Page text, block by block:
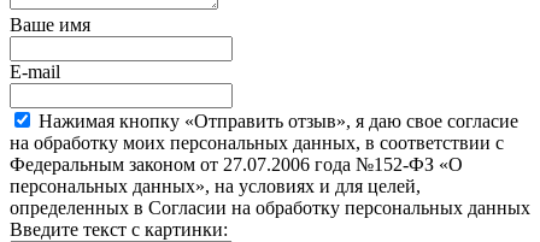
Ваше имя
E-mail
Нажимая кнопку «Отправить отзыв», я даю свое согласие
на обработку моих персональных данных, в соответствии с
Федеральным законом от 27.07.2006 года №152-ФЗ «О
персональных данных», на условиях и для целей,
определенных в Согласии на обработку персональных данных
Введите текст с картинки: